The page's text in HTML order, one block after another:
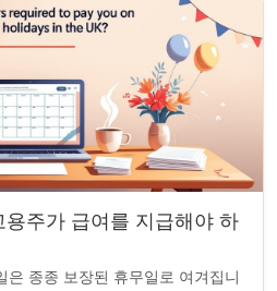
주가 급여를 지급해야 하
은 종종 보장된 휴무일로 여겨집니